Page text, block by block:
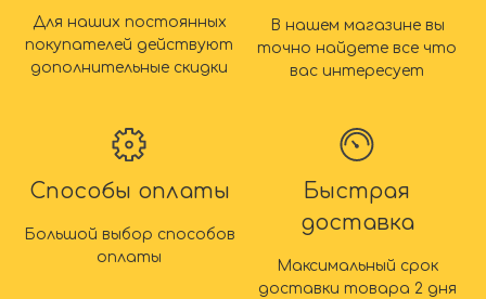
Для наших постоянных
покупателей действуют
дополнительные скидки
В нашем магазине вы
точно найдете все что
вас интересует
Способы оплаты
Большой выбор способов
оплаты
Быстрая
доставка
Максимальный срок
доставки товара 2 дня